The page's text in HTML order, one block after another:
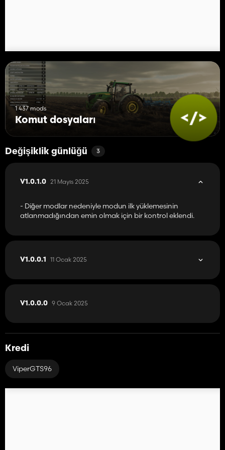
1 437 mods
Komut dosyaları
Değişiklik günlüğü 3
V1.0.1.0 21 Mayıs 2025
- Diğer modlar nedeniyle modun ilk yüklemesinin
atlanmadığından emin olmak için bir kontrol eklendi.
V1.0.0.1 11 Ocak 2025
V1.0.0.0 9 Ocak 2025
Kredi
ViperGTS96